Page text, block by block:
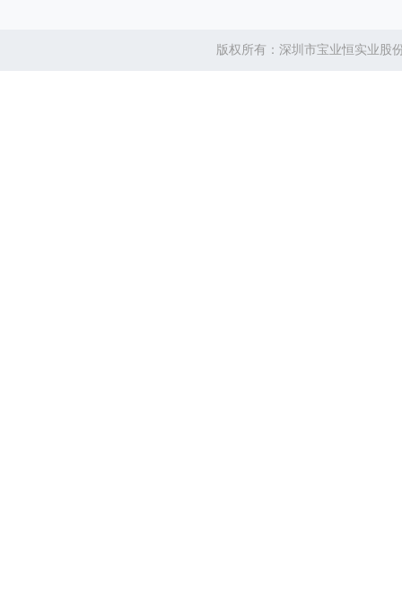
版权所有：深圳市宝业恒实业